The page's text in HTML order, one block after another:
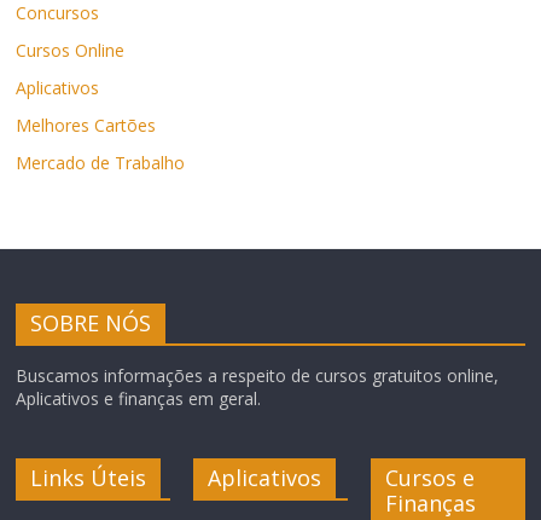
Concursos
Cursos Online
Aplicativos
Melhores Cartões
Mercado de Trabalho
SOBRE NÓS
Buscamos informações a respeito de cursos gratuitos online,
Aplicativos e finanças em geral.
Links Úteis Aplicativos
Cursos e
Finanças